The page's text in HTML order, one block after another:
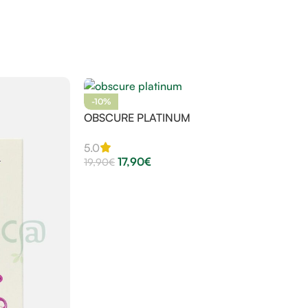
-10%
OBSCURE PLATINUM
5.0
19,90€ 17,90€